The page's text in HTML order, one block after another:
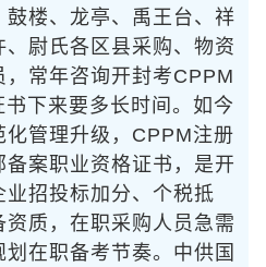
楼、龙亭、禹王台、祥
尉氏各区县采购、物资
常年咨询开封考CPPM
下来要多长时间。如今
管理升级，CPPM注册
案职业资格证书，是开
招投标加分、个税抵
质，在职采购人员急需
在职备考节奏。中供国